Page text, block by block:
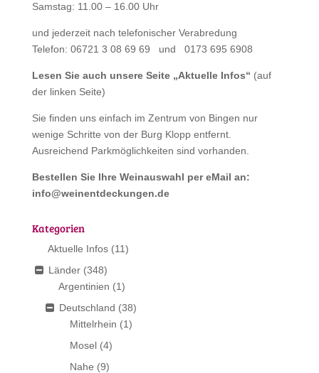
Samstag: 11.00 – 16.00 Uhr
und jederzeit nach telefonischer Verabredung
Telefon: 06721 3 08 69 69 und 0173 695 6908
Lesen Sie auch unsere Seite „Aktuelle Infos“ (auf
der linken Seite)
Sie finden uns einfach im Zentrum von Bingen nur
wenige Schritte von der Burg Klopp entfernt.
Ausreichend Parkmöglichkeiten sind vorhanden.
Bestellen Sie Ihre Weinauswahl per eMail an:
info@weinentdeckungen.de
Kategorien
Aktuelle Infos (11)
Länder (348)
Argentinien (1)
Deutschland (38)
Mittelrhein (1)
Mosel (4)
Nahe (9)